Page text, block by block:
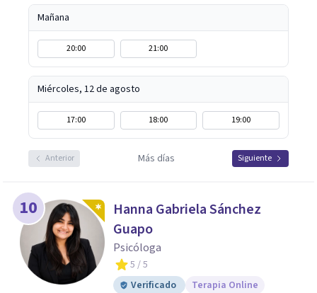
Mañana
20:00 21:00
Miércoles, 12 de agosto
17:00 18:00 19:00
Anterior Más días Siguiente
10
Hanna Gabriela Sánchez
Guapo
Psicóloga
5 / 5
Verificado
Terapia Online